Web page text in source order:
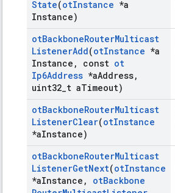
State(otInstance *a
Instance)
otBackboneRouterMulticast
ListenerAdd(otInstance *a
Instance , const ot
Ip6Address *aAddress,
uint32 t aTimeout)
otBackboneRouterMulticast
ListenerClear(otInstance
*aInstance)
otBackboneRouterMulticast
ListenerGetNext(otInstance
*aInstance , otBackbone